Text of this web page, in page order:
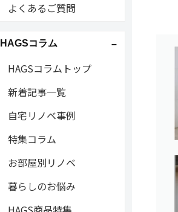
よくあるご質問
HAGSコラム
HAGSコラムトップ
新着記事一覧
自宅リノベ事例
特集コラム
お部屋別リノベ
暮らしのお悩み